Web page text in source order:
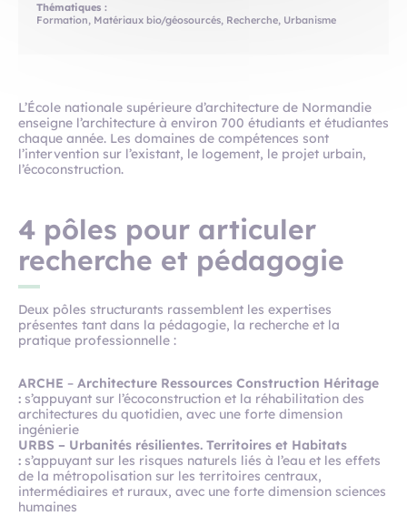
Thématiques :
Formation, Matériaux bio/géosourcés, Recherche, Urbanisme
L’École nationale supérieure d’architecture de Normandie
enseigne l’architecture à environ 700 étudiants et étudiantes
chaque année. Les domaines de compétences sont
l’intervention sur l’existant, le logement, le projet urbain,
l’écoconstruction.
4 pôles pour articuler
recherche et pédagogie
Deux pôles structurants rassemblent les expertises
présentes tant dans la pédagogie, la recherche et la
pratique professionnelle :
ARCHE – Architecture Ressources Construction Héritage
: s’appuyant sur l’écoconstruction et la réhabilitation des
architectures du quotidien, avec une forte dimension
ingénierie
URBS – Urbanités résilientes. Territoires et Habitats
: s’appuyant sur les risques naturels liés à l’eau et les effets
de la métropolisation sur les territoires centraux,
intermédiaires et ruraux, avec une forte dimension sciences
humaines